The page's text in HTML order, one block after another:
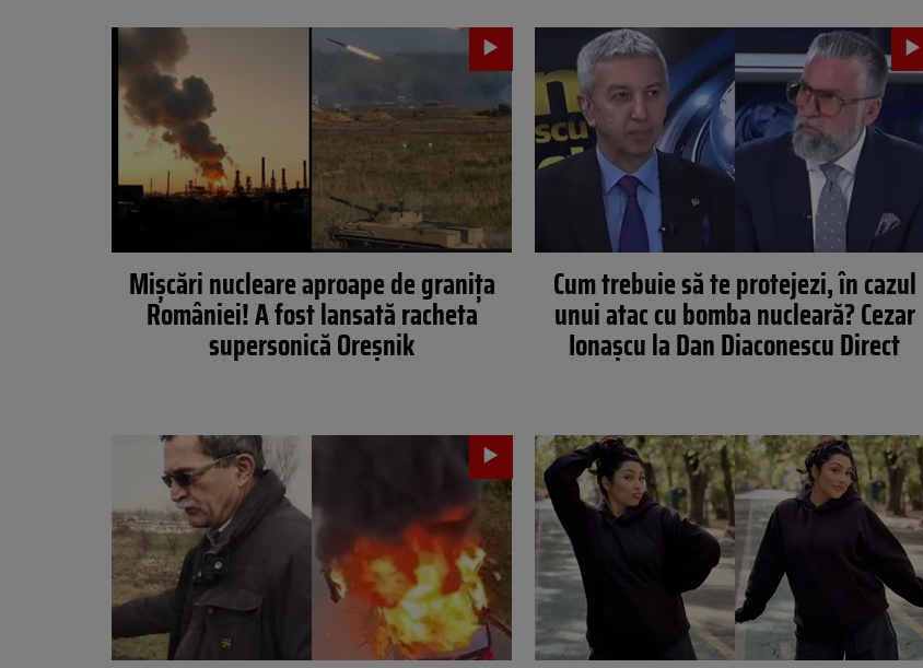
Mișcări nucleare aproape de granița
României! A fost lansată racheta
supersonică Oreșnik
Cum trebuie să te protejezi, în cazul
unui atac cu bomba nucleară? Cezar
Ionașcu la Dan Diaconescu Direct